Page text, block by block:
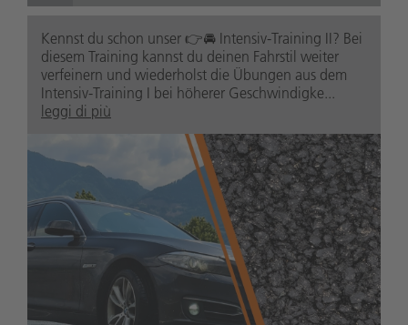
Kennst du schon unser 👉🚘 Intensiv-Training II? Bei
diesem Training kannst du deinen Fahrstil weiter
verfeinern und wiederholst die Übungen aus dem
Intensiv-Training I bei höherer Geschwindigke...
leggi di più